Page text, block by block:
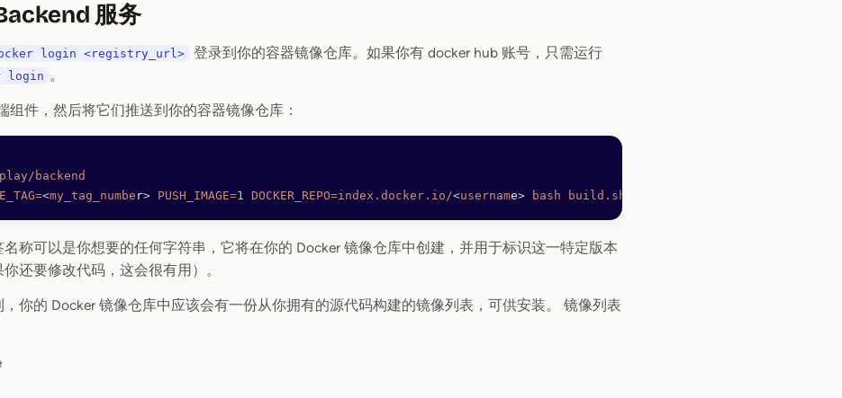
服务
login <registry_url> 登录到你的容器镜像仓库。如果你有 docker hub 账号，只需运行
login 。
组件，然后将它们推送到你的容器镜像仓库：
backend
<my_tag_numbe r> PUSH_IMAGE=1 DOCKER_REPO=index.docker.io/<username> bash build.sh
名称可以是你想要的任何字符串，它将在你的 Docker 镜像仓库中创建，并用于标识这一特定版本
还要修改代码，这会很有用）。
你的 Docker 镜像仓库中应该会有一份从你拥有的源代码构建的镜像列表，可供安装。 镜像列表